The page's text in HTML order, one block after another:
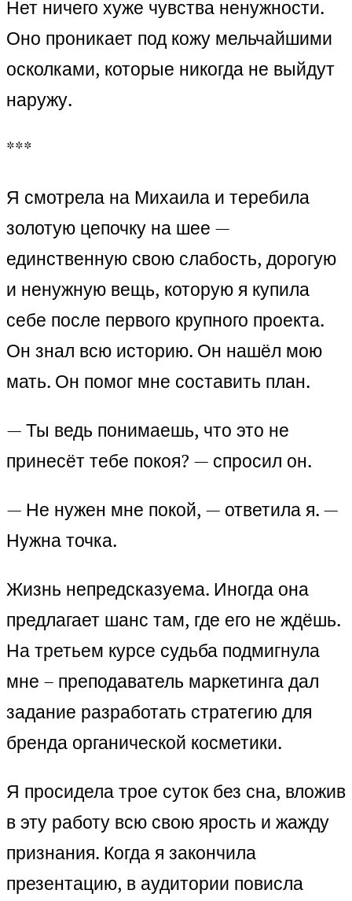
Нет ничего хуже чувства ненужности.
Оно проникает под кожу мельчайшими
осколками, которые никогда не выйдут
наружу.
***
Я смотрела на Михаила и теребила
золотую цепочку на шее —
единственную свою слабость, дорогую
и ненужную вещь, которую я купила
себе после первого крупного проекта.
Он знал всю историю. Он нашёл мою
мать. Он помог мне составить план.
— Ты ведь понимаешь, что это не
принесёт тебе покоя? — спросил он.
— Не нужен мне покой, — ответила я. —
Нужна точка.
Жизнь непредсказуема. Иногда она
предлагает шанс там, где его не ждёшь.
На третьем курсе судьба подмигнула
мне – преподаватель маркетинга дал
задание разработать стратегию для
бренда органической косметики.
Я просидела трое суток без сна, вложив
в эту работу всю свою ярость и жажду
признания. Когда я закончила
презентацию, в аудитории повисла